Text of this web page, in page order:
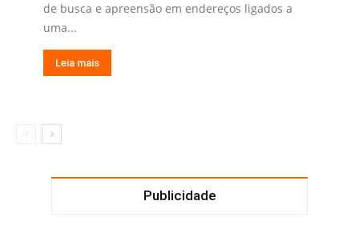
de busca e apreensão em endereços ligados a
uma...
Leia mais
Publicidade